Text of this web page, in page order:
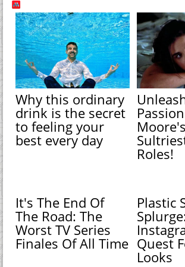
Why this ordinary
drink is the secret
to feeling your
best every day
Roles!
It's The End Of
The Road: The
Worst TV Series
Finales Of All Time
Plastic
Quest
Looks